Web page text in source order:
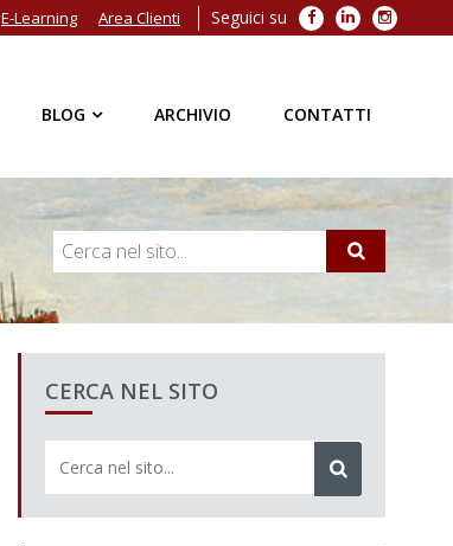
Seguici su Facebook
LinkedIn
E-Learning Area Clienti
BLOG ARCHIVIO CONTATTI
CERCA NEL SITO